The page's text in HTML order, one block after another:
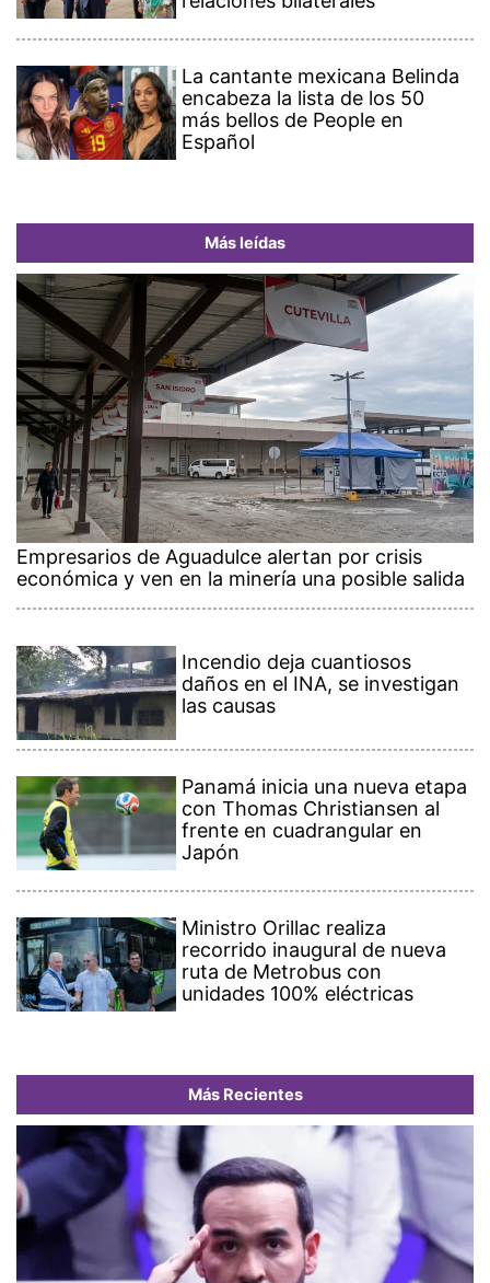
La cantante mexicana Belinda
encabeza la lista de los 50
más bellos de People en
Español
Más leídas
Empresarios de Aguadulce alertan por crisis
económica y ven en la minería una posible salida
Incendio deja cuantiosos
daños en el INA, se investigan
las causas
Panamá inicia una nueva etapa
con Thomas Christiansen al
frente en cuadrangular en
Japón
Ministro Orillac realiza
recorrido inaugural de nueva
ruta de Metrobus con
unidades 100% eléctricas
Más Recientes